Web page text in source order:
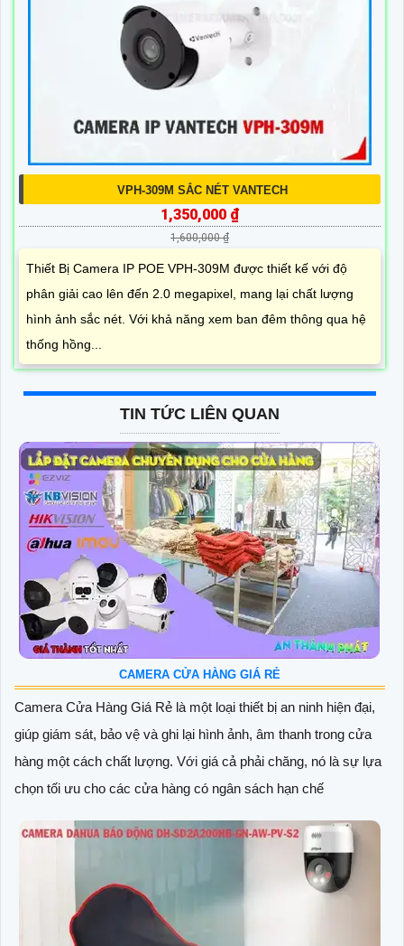
VPH-309M SẮC NÉT VANTECH
1,350,000 ₫
1,600,000 ₫
Thiết Bị Camera IP POE VPH-309M được thiết kế với độ
phân giải cao lên đến 2.0 megapixel, mang lại chất lượng
hình ảnh sắc nét. Với khả năng xem ban đêm thông qua hệ
thống hồng...
TIN TỨC LIÊN QUAN
CAMERA CỬA HÀNG GIÁ RẺ
Camera Cửa Hàng Giá Rẻ là một loại thiết bị an ninh hiện đại,
giúp giám sát, bảo vệ và ghi lại hình ảnh, âm thanh trong cửa
hàng một cách chất lượng. Với giá cả phải chăng, nó là sự lựa
chọn tối ưu cho các cửa hàng có ngân sách hạn chế